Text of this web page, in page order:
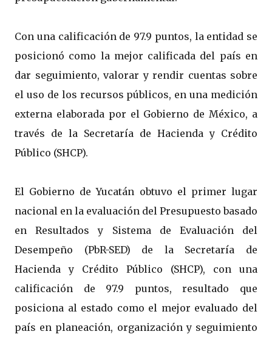
Con una calificación de 97.9 puntos, la entidad se
posicionó como la mejor calificada del país en
dar seguimiento, valorar y rendir cuentas sobre
el uso de los recursos públicos, en una medición
externa elaborada por el Gobierno de México, a
través de la Secretaría de Hacienda y Crédito
Público (SHCP).
El Gobierno de Yucatán obtuvo el primer lugar
nacional en la evaluación del Presupuesto basado
en Resultados y Sistema de Evaluación del
Desempeño (PbR-SED) de la Secretaría de
Hacienda y Crédito Público (SHCP), con una
calificación de 97.9 puntos, resultado que
posiciona al estado como el mejor evaluado del
país en planeación, organización y seguimiento